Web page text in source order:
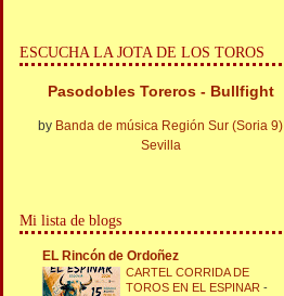
ESCUCHA LA JOTA DE LOS TOROS
Pasodobles Toreros - Bullfight
by Banda de música Región Sur (Soria 9)
Sevilla
Mi lista de blogs
EL Rincón de Ordoñez
CARTEL CORRIDA DE
TOROS EN EL ESPINAR-